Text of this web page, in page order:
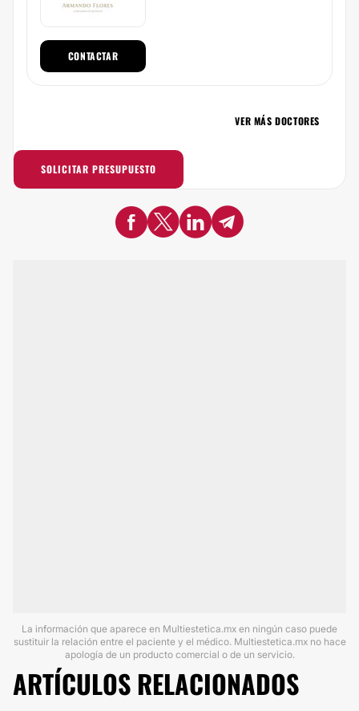
CONTACTAR
VER MÁS DOCTORES
SOLICITAR PRESUPUESTO
La información que aparece en Multiestetica.mx en ningún caso puede
sustituir la relación entre el paciente y el médico. Multiestetica.mx no hace
apología de un producto comercial o de un servicio.
ARTÍCULOS RELACIONADOS